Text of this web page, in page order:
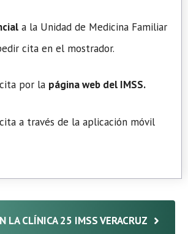
a la Unidad de Medicina Familiar
cita en el mostrador.
por la página web del IMSS.
a través de la aplicación móvil
LA CLÍNICA 25 IMSS VERACRUZ